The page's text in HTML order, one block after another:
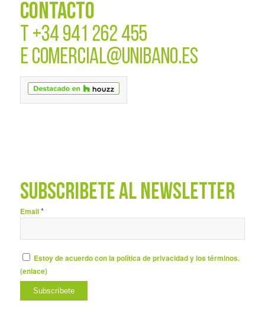
CONTACTO
T +34 941 262 455
E COMERCIAL@UNIBANO.ES
SUBSCRÍBETE AL NEWSLETTER
Email*
Estoy de acuerdo con la política de privacidad y los términos.
(enlace)